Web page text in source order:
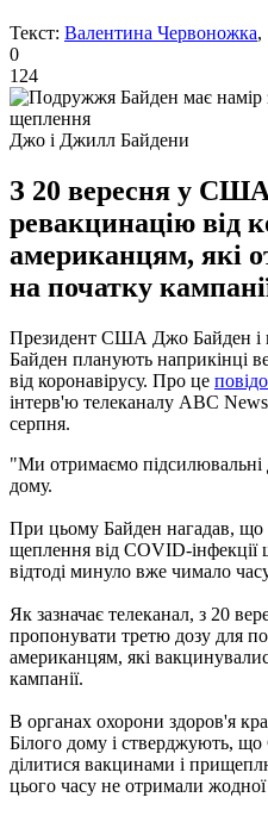
Текст: Валентина Червоножка,
0
124
Джо і Джилл Байдени
З 20 вересня у
ревакцинацію від
американцям, які
на початку
Президент США Джо Байден і
Байден планують наприкінці
від коронавірусу. Про це
інтерв'ю телеканалу ABC
серпня.
"Ми отримаємо підсилювальні
дому.
При цьому Байден нагадав,
щеплення від COVID-інфекції
відтоді минуло вже чимало
Як зазначає телеканал, з 20
пропонувати третю дозу для
американцям, які
кампанії.
В органах охорони здоров'я
Білого дому і стверджують,
ділитися вакцинами і
цього часу не отримали жодної